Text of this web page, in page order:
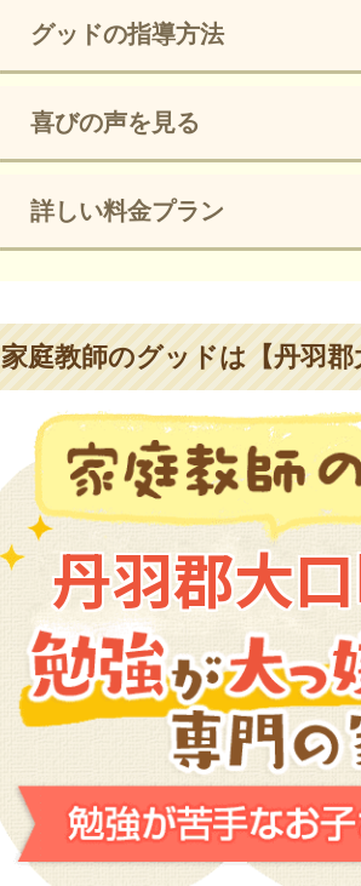
グッドの指導方法
喜びの声を見る
詳しい料金プラン
家庭教師のグッドは【丹羽
丹羽郡大